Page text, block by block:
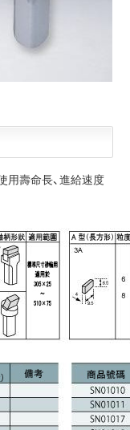
用壽命長、進給速度